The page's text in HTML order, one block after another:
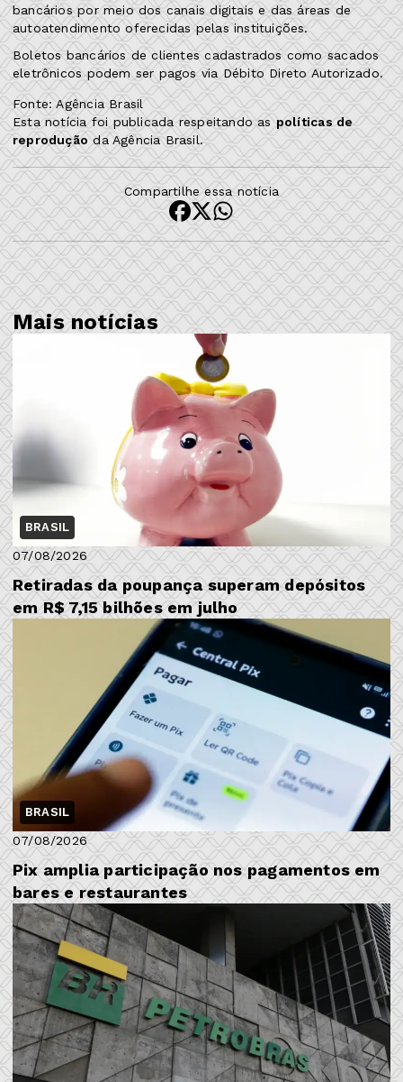
bancários por meio dos canais digitais e das áreas de
autoatendimento oferecidas pelas instituições.
Boletos bancários de clientes cadastrados como sacados
eletrônicos podem ser pagos via Débito Direto Autorizado.
Fonte: Agência Brasil
Esta notícia foi publicada respeitando aspolíticas de
reproduçãoda Agência Brasil.
Compartilhe essa notícia
Mais notícias
BRASIL
07/08/2026
Retiradas da poupança superam depósitos
em R$ 7,15 bilhões em julho
BRASIL
07/08/2026
Pix amplia participação nos pagamentos em
bares e restaurantes